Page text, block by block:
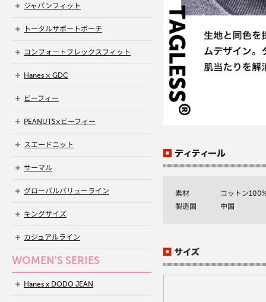
素材
コットン
製造国
中国
ジャパンフィット
トータルサポートポーチ
コンフォートフレックスフィット
Hanes × GDC
ビーフィー
PEANUTS×ビーフィー
スエードニット
サーマル
グローバルバリューライン
キングサイズ
カジュアルライン
WOMEN'S SERIES
Hanes x DODO JEAN